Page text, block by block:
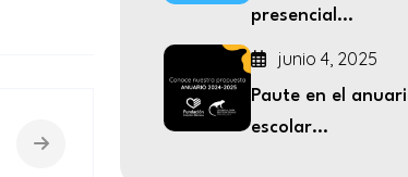
presencial...
junio 4, 2025
Paute en el
escolar...